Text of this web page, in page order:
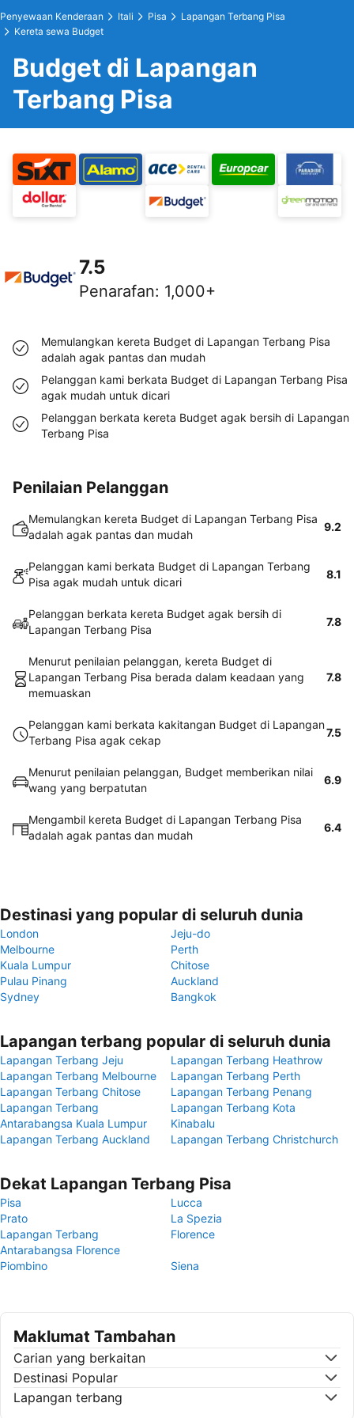
Penyewaan Kenderaan Itali Pisa
Lapangan Terbang Pisa
Kereta sewa Budget
Budget di Lapangan
Terbang Pisa
7.5
Penarafan: 1,000+
Memulangkan kereta Budget di Lapangan Terbang Pisa
adalah agak pantas dan mudah
Pelanggan kami berkata Budget di Lapangan Terbang Pisa
agak mudah untuk dicari
Pelanggan berkata kereta Budget agak bersih di Lapangan
Terbang Pisa
Penilaian Pelanggan
Memulangkan kereta Budget di Lapangan Terbang Pisa
adalah agak pantas dan mudah
9.2
Pelanggan kami berkata Budget di Lapangan Terbang
Pisa agak mudah untuk dicari
8.1
Pelanggan berkata kereta Budget agak bersih di
Lapangan Terbang Pisa
7.8
Menurut penilaian pelanggan, kereta Budget di
Lapangan Terbang Pisa berada dalam keadaan yang
memuaskan
7.8
Pelanggan kami berkata kakitangan Budget di Lapangan
Terbang Pisa agak cekap
7.5
Menurut penilaian pelanggan, Budget memberikan nilai
wang yang berpatutan
6.9
Mengambil kereta Budget di Lapangan Terbang Pisa
adalah agak pantas dan mudah
6.4
Destinasi yang popular di seluruh dunia
London
Jeju-do
Melbourne
Perth
Kuala Lumpur
Chitose
Pulau Pinang
Auckland
Sydney
Bangkok
Lapangan terbang popular di seluruh dunia
Lapangan Terbang Jeju
Lapangan Terbang Heathrow
Lapangan Terbang Melbourne
Lapangan Terbang Perth
Lapangan Terbang Chitose
Lapangan Terbang Penang
Lapangan Terbang
Antarabangsa Kuala Lumpur
Lapangan Terbang Kota
Kinabalu
Lapangan Terbang Auckland
Lapangan Terbang Christchurch
Dekat Lapangan Terbang Pisa
Pisa
Lucca
Prato
La Spezia
Lapangan Terbang
Antarabangsa Florence
Florence
Piombino Siena
Maklumat Tambahan
Carian yang berkaitan
Destinasi Popular
Lapangan terbang